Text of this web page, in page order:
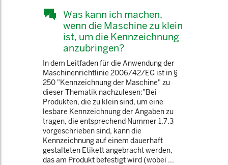
Was kann ich machen,
wenn die Maschine zu klein
ist, um die Kennzeichnung
anzubringen?
In dem Leitfaden für die Anwendung der
Maschinenrichtlinie 2006/42/EG ist in §
250 "Kennzeichnung der Maschine" zu
dieser Thematik nachzulesen:"Bei
Produkten, die zu klein sind, um eine
lesbare Kennzeichnung der Angaben zu
tragen, die entsprechend Nummer 1.7.3
vorgeschrieben sind, kann die
Kennzeichnung auf einem dauerhaft
gestalteten Etikett angebracht werden,
das am Produkt befestigt wird (wobei ...